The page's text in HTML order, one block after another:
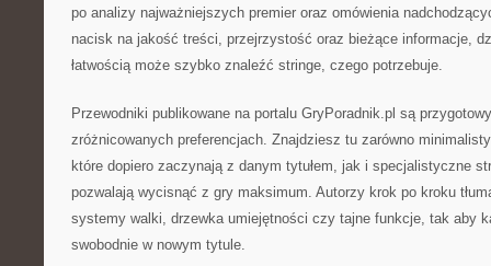
po analizy najważniejszych premier oraz omówienia
nacisk na jakość treści, przejrzystość oraz bieżące informacje,
łatwością może szybko znaleźć stringe, czego potrzebuje.
Przewodniki publikowane na portalu GryPoradnik.pl są
zróżnicowanych preferencjach. Znajdziesz tu zarówno
które dopiero zaczynają z danym tytułem, jak i specjalistyczne
pozwalają wycisnąć z gry maksimum. Autorzy krok po kroku
systemy walki, drzewka umiejętności czy tajne funkcje, tak aby
swobodnie w nowym tytule.